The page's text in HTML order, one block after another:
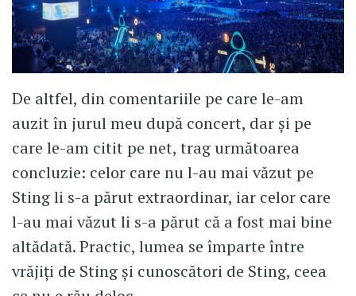
De altfel, din comentariile pe care le-am
auzit în jurul meu după concert, dar și pe
care le-am citit pe net, trag următoarea
concluzie: celor care nu l-au mai văzut pe
Sting li s-a părut extraordinar, iar celor care
l-au mai văzut li s-a părut că a fost mai bine
altădată. Practic, lumea se împarte între
vrăjiți de Sting și cunoscători de Sting, ceea